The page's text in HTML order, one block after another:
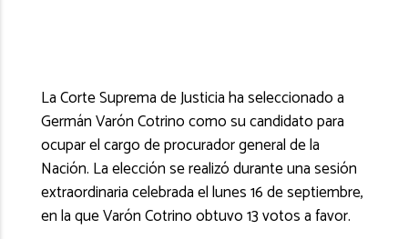
La Corte Suprema de Justicia ha seleccionado a
Germán Varón Cotrino como su candidato para
ocupar el cargo de procurador general de la
Nación. La elección se realizó durante una sesión
extraordinaria celebrada el lunes 16 de septiembre,
en la que Varón Cotrino obtuvo 13 votos a favor.